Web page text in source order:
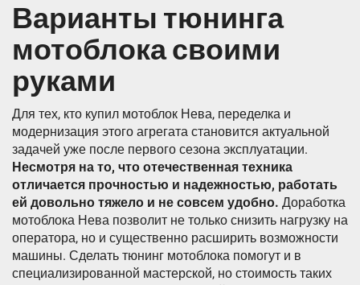
Варианты тюнинга
мотоблока своими
руками
Для тех, кто купил мотоблок Нева, переделка и
модернизация этого агрегата становится актуальной
задачей уже после первого сезона эксплуатации.
Несмотря на то, что отечественная техника
отличается прочностью и надежностью, работать
ей довольно тяжело и не совсем удобно. Доработка
мотоблока Нева позволит не только снизить нагрузку на
оператора, но и существенно расширить возможности
машины. Сделать тюнинг мотоблока помогут и в
специализированной мастерской, но стоимость таких